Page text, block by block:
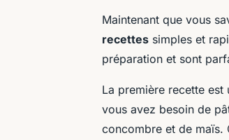
Maintenant que vous
recettes simples et
préparation et sont
La première recette est
vous avez besoin de
concombre et de maïs.